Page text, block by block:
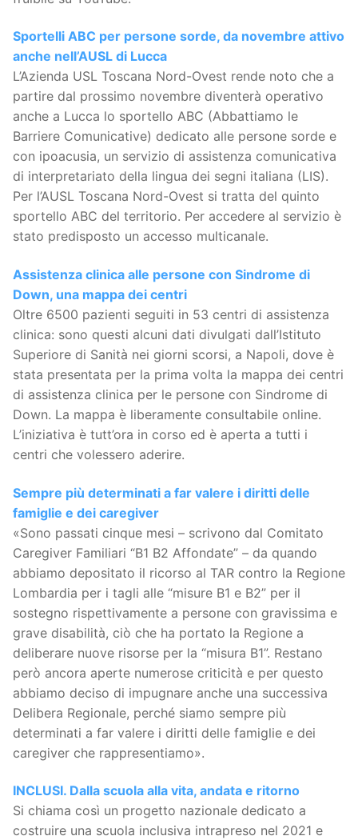
Sportelli ABC per persone sorde, da novembre attivo
anche nell’AUSL di Lucca
L’Azienda USL Toscana Nord-Ovest rende noto che a
partire dal prossimo novembre diventerà operativo
anche a Lucca lo sportello ABC (Abbattiamo le
Barriere Comunicative) dedicato alle persone sorde e
con ipoacusia, un servizio di assistenza comunicativa
di interpretariato della lingua dei segni italiana (LIS).
Per l’AUSL Toscana Nord-Ovest si tratta del quinto
sportello ABC del territorio. Per accedere al servizio è
stato predisposto un accesso multicanale.
Assistenza clinica alle persone con Sindrome di
Down, una mappa dei centri
Oltre 6500 pazienti seguiti in 53 centri di assistenza
clinica: sono questi alcuni dati divulgati dall’Istituto
Superiore di Sanità nei giorni scorsi, a Napoli, dove è
stata presentata per la prima volta la mappa dei centri
di assistenza clinica per le persone con Sindrome di
Down. La mappa è liberamente consultabile online.
L’iniziativa è tutt’ora in corso ed è aperta a tutti i
centri che volessero aderire.
Sempre più determinati a far valere i diritti delle
famiglie e dei caregiver
«Sono passati cinque mesi – scrivono dal Comitato
Caregiver Familiari “B1 B2 Affondate” – da quando
abbiamo depositato il ricorso al TAR contro la Regione
Lombardia per i tagli alle “misure B1 e B2” per il
sostegno rispettivamente a persone con gravissima e
grave disabilità, ciò che ha portato la Regione a
deliberare nuove risorse per la “misura B1”. Restano
però ancora aperte numerose criticità e per questo
abbiamo deciso di impugnare anche una successiva
Delibera Regionale, perché siamo sempre più
determinati a far valere i diritti delle famiglie e dei
caregiver che rappresentiamo».
INCLUSI. Dalla scuola alla vita, andata e ritorno
Si chiama così un progetto nazionale dedicato a
costruire una scuola inclusiva intrapreso nel 2021 e